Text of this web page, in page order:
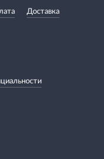
Доставка